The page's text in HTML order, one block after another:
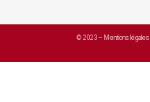
© 2023 – Mentions légales